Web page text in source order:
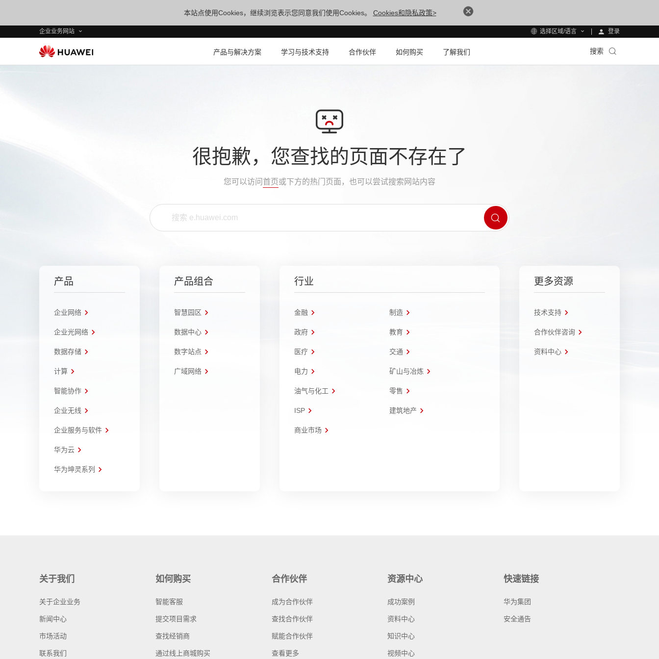
本站点使用Cookies，继续浏览表示您同意我们使用Cookies。 Cookies和隐私政策>
企业业务网站 选择区域/语言 登录
产品与解决方案 学习与技术支持 合作伙伴 如何购买 了解我们 搜索
很抱歉，您查找的页面不存在了
您可以访问 首页或下方的热门页面，也可以尝试搜索网站内容
产品
企业网络
企业光网络
数据存储
计算
智能协作
企业无线
企业服务与软件
华为云
华为坤灵系列
产品组合
智慧园区
数据中心
数字站点
广域网络
行业
金融 制造
政府 教育
医疗 交通
电力 矿山与冶炼
油气与化工 零售
ISP 建筑地产
商业市场
更多资源
技术支持
合作伙伴咨询
资料中心
关于我们
关于企业业务
新闻中心
市场活动
联系我们
如何购买
智能客服
提交项目需求
查找经销商
通过线上商城购买
合作伙伴
成为合作伙伴
查找合作伙伴
赋能合作伙伴
查看更多
资源中心
成功案例
资料中心
知识中心
视频中心
快速链接
华为集团
安全通告